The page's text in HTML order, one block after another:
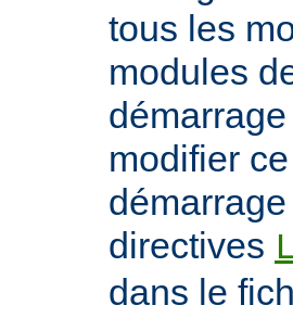
tous les
modules
modifier
directives
dans le